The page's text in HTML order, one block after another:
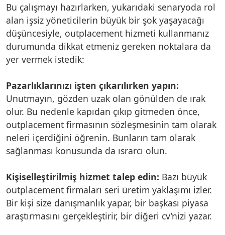
Bu çalışmayı hazırlarken, yukarıdaki senaryoda rol
alan işsiz yöneticilerin büyük bir şok yaşayacağı
düşüncesiyle, outplacement hizmeti kullanmanız
durumunda dikkat etmeniz gereken noktalara da
yer vermek istedik:
Pazarlıklarınızı işten çıkarılırken yapın:
Unutmayın, gözden uzak olan gönülden de ırak
olur. Bu nedenle kapıdan çıkıp gitmeden önce,
outplacement firmasının sözleşmesinin tam olarak
neleri içerdiğini öğrenin. Bunların tam olarak
sağlanması konusunda da ısrarcı olun.
Kişiselleştirilmiş hizmet talep edin: Bazı büyük
outplacement firmaları seri üretim yaklaşımı izler.
Bir kişi size danışmanlık yapar, bir başkası piyasa
araştırmasını gerçekleştirir, bir diğeri cv’nizi yazar.